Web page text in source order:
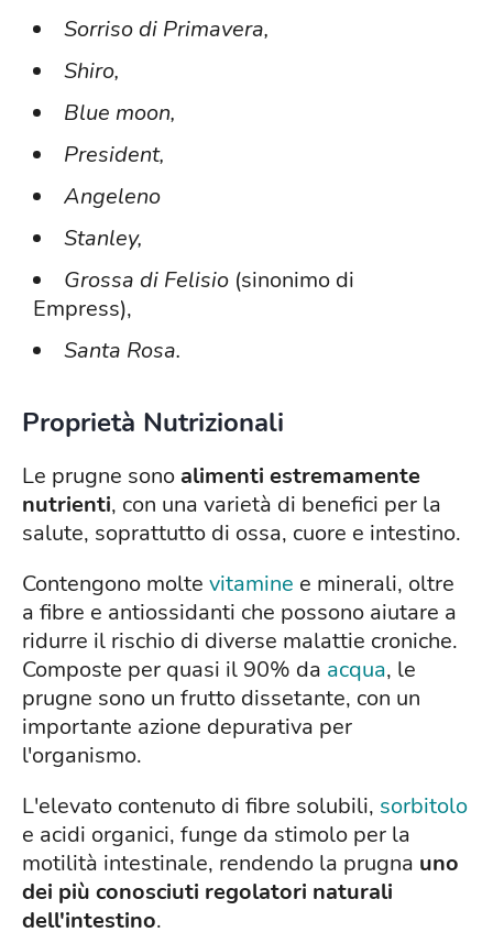
Sorriso di Primavera,
Shiro,
Blue moon,
President,
Angeleno
Stanley,
Grossa di Felisio (sinonimo di
Empress),
Santa Rosa.
Proprietà Nutrizionali
Le prugne sono alimenti estremamente
nutrienti, con una varietà di benefici per la
salute, soprattutto di ossa, cuore e intestino.
Contengono molte vitamine e minerali, oltre
a fibre e antiossidanti che possono aiutare a
ridurre il rischio di diverse malattie croniche.
Composte per quasi il 90% da acqua, le
prugne sono un frutto dissetante, con un
importante azione depurativa per
l'organismo.
L'elevato contenuto di fibre solubili, sorbitolo
e acidi organici, funge da stimolo per la
motilità intestinale, rendendo la prugna uno
dei più conosciuti regolatori naturali
dell'intestino.